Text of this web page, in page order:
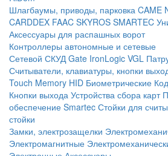
Шлагбаумы, приводы, парковка CAME
CARDDEX FAAC SKYROS SMARTEC
Аксессуары для распашных ворот
Контроллеры автономные и сетевые
Сетевой СКУД Gate IronLogic VGL
Считыватели, клавиатуры, кнопки
Touch Memory HID Биометрические
Кнопки выхода Устройства сбора карт
обеспечение Smartec Стойки для
стойки
Замки, электрозащелки
Электромагнитные